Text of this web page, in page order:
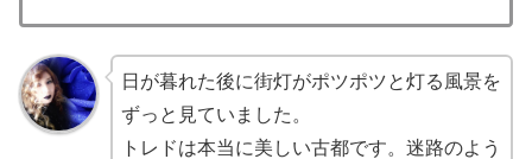
日が暮れた後に街灯がポツポツと灯る風景を
ずっと見ていました。
トレドは本当に美しい古都です。迷路のよう